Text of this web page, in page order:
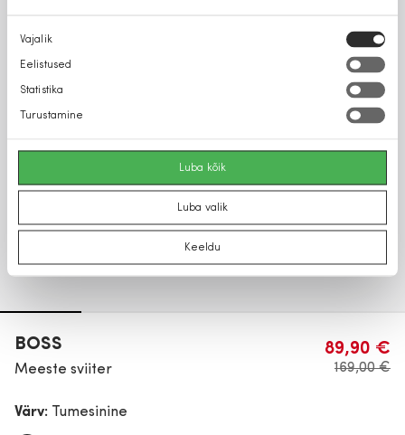
Nõusoleku
valik
Vajalik
Eelistused
Statistika
Turustamine
Luba kõik
Luba valik
Keeldu
BOSS
Meeste sviiter
89,90 €
169,00 €
Värv: Tumesinine